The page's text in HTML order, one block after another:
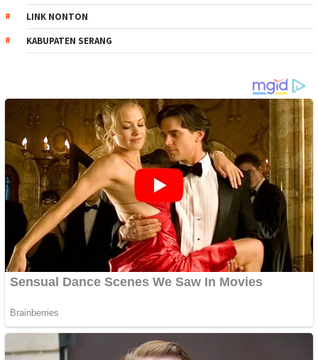
LINK NONTON
KABUPATEN SERANG